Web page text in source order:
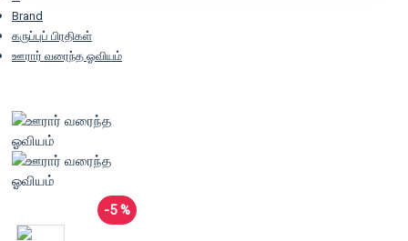
Brand
கருப்புப் பிரதிகள்
ஊரார் வரைந்த ஓவியம்
-5 %